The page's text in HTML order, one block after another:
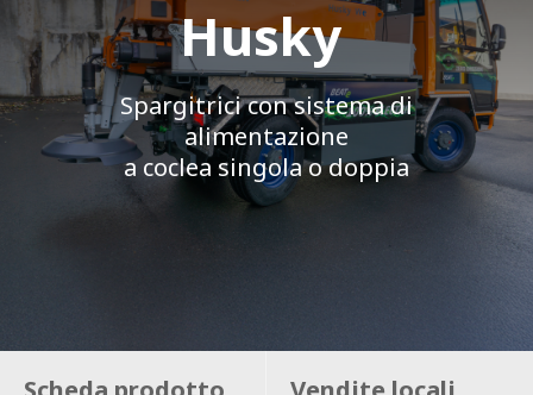
Husky
Spargitrici con sistema di
alimentazione
a coclea singola o doppia